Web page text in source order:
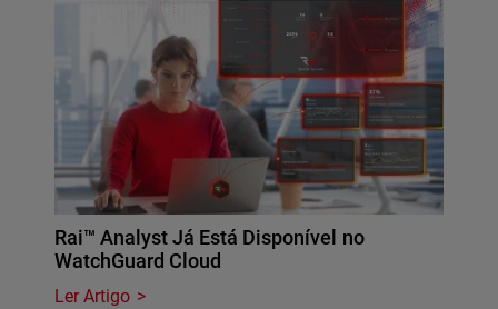
Rai™ Analyst Já Está Disponível no
WatchGuard Cloud
Ler Artigo